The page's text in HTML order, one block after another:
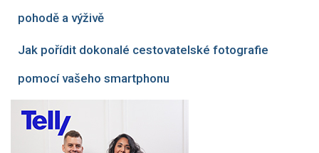
pohodě a výživě
Jak pořídit dokonalé cestovatelské fotografie
pomocí vašeho smartphonu